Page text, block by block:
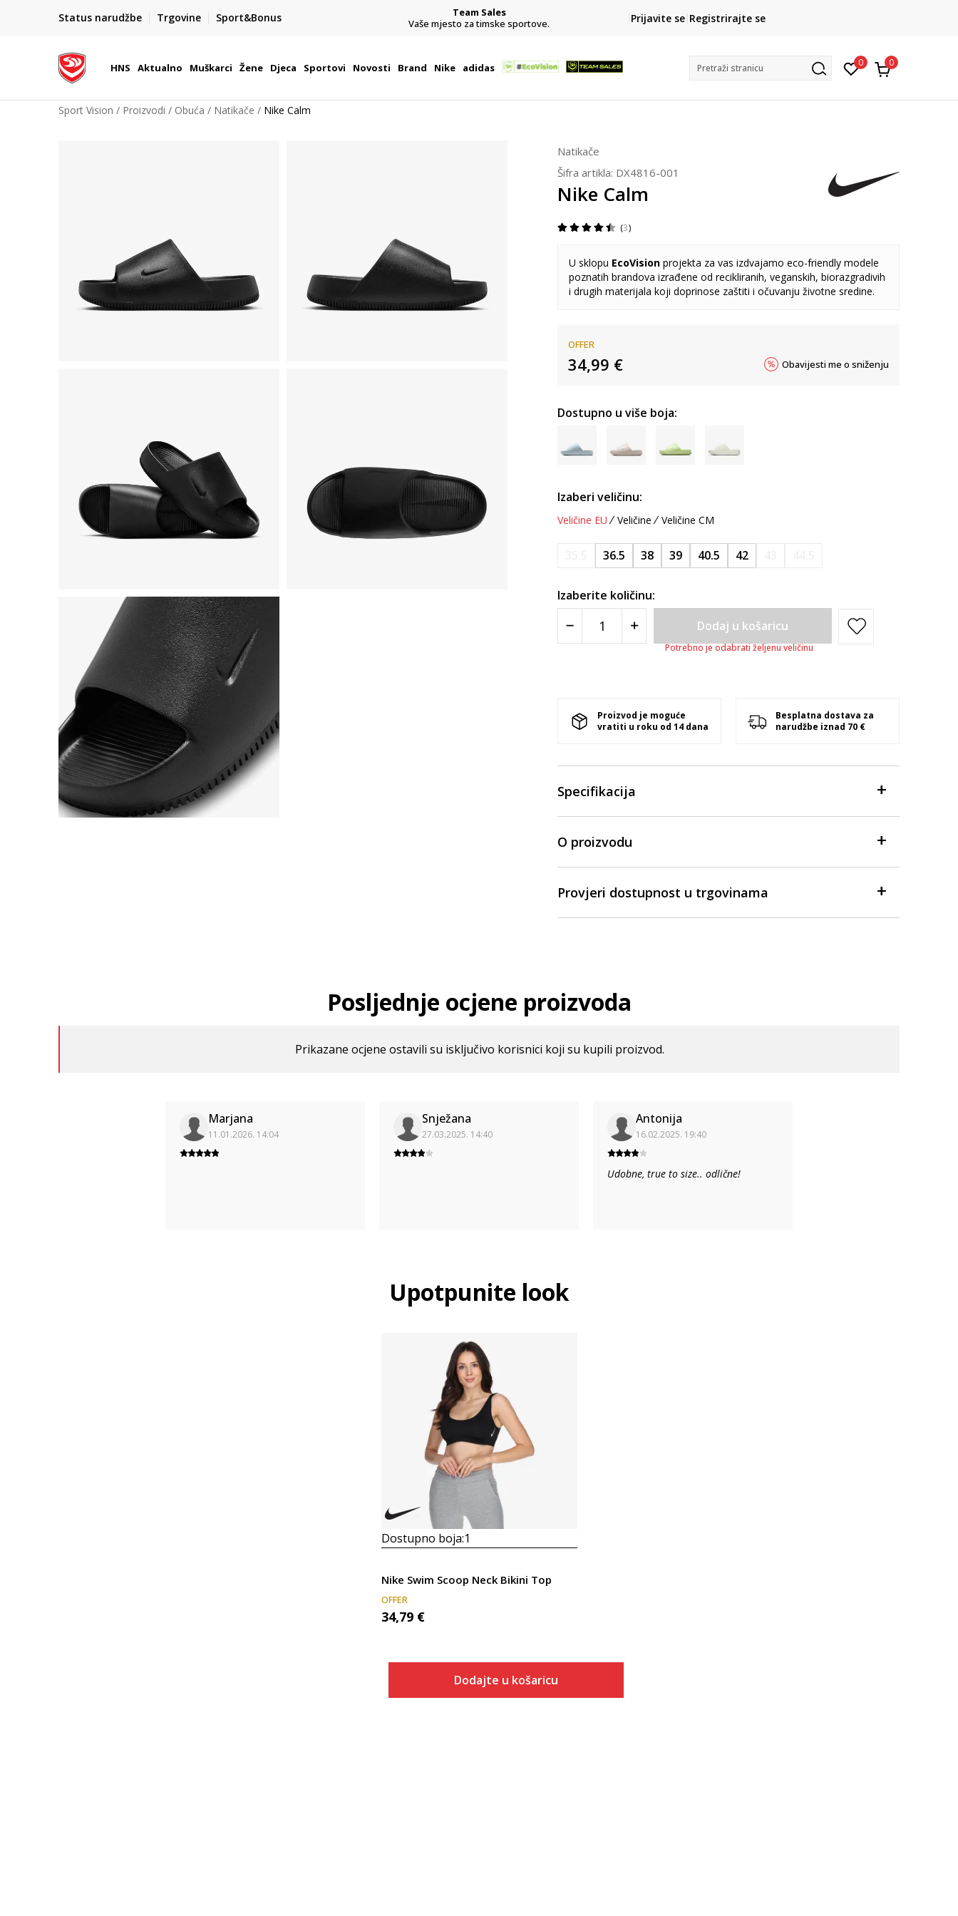
Status narudžbe Trgovine Sport&Bonus
BOX NOW
Dostava 1,50 €
| Više od 800 paketomata u Hrvatskoj
Team Sales
Vaše mjesto za timske sportove.
CLICK& COLLECT
besplatno preuzimanje u trgovini
Prijavite se Registrirajte se
HNS Aktualno Muškarci Žene Djeca Sportovi Novosti Brand Nike adidas Pretraži stranicu 0 0
Sport Vision Proizvodi Obuća Natikače Nike Calm
Natikače
Šifra artikla: DX4816-001
Nike Calm
3
U sklopu EcoVision projekta za vas izdvajamo eco-friendly modele
poznatih brandova izrađene od recikliranih, veganskih, biorazgradivih
i drugih materijala koji doprinose zaštiti i očuvanju životne sredine.
OFFER
34,99 € Obavijesti me o sniženju
Dostupno u više boja:
Izaberi veličinu:
Veličine EU Veličine Veličine CM
36.5 38 39 40.5 42
Izaberite količinu:
Dodaj u košaricu
Potrebno je odabrati željenu veličinu
Proizvod je moguće
vratiti u roku od 14 dana
Besplatna dostava za
narudžbe iznad 70 €
Specifikacija
O proizvodu
Provjeri dostupnost u trgovinama
Posljednje ocjene proizvoda
Prikazane ocjene ostavili su isključivo korisnici koji su kupili proizvod.
Marjana
11.01.2026. 14:04
Snježana
27.03.2025. 14:40
Antonija
16.02.2025. 19:40
Udobne, true to size.. odlične!
Upotpunite look
Dostupno boja:1
Nike Swim Scoop Neck Bikini Top
OFFER
34,79 €
Dodajte u košaricu